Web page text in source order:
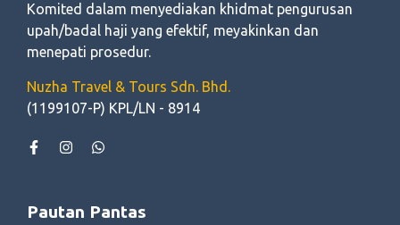
Komited dalam menyediakan khidmat pengurusan
upah/badal haji yang efektif, meyakinkan dan
menepati prosedur.
Nuzha Travel & Tours Sdn. Bhd.
(1199107-P) KPL/LN - 8914
Pautan Pantas